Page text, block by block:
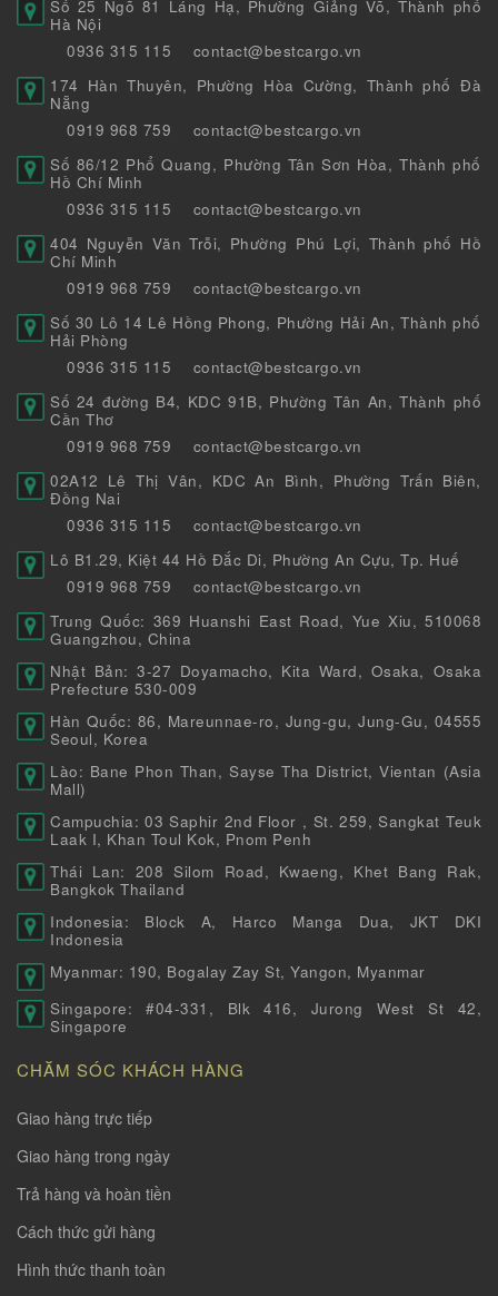
Số 25 Ngõ 81 Láng Hạ, Phường Giảng Võ, Thành phố
Hà Nội
0936 315 115
contact@bestcargo.vn
174 Hàn Thuyên, Phường Hòa Cường, Thành phố Đà
Nẵng
0919 968 759
contact@bestcargo.vn
Số 86/12 Phổ Quang, Phường Tân Sơn Hòa, Thành phố
Hồ Chí Minh
0936 315 115
contact@bestcargo.vn
404 Nguyễn Văn Trỗi, Phường Phú Lợi, Thành phố Hồ
Chí Minh
0919 968 759
contact@bestcargo.vn
Số 30 Lô 14 Lê Hồng Phong, Phường Hải An, Thành phố
Hải Phòng
0936 315 115
contact@bestcargo.vn
Số 24 đường B4, KDC 91B, Phường Tân An, Thành phố
Cần Thơ
0919 968 759
contact@bestcargo.vn
02A12 Lê Thị Vân, KDC An Bình, Phường Trấn Biên,
Đồng Nai
0936 315 115
contact@bestcargo.vn
Lô B1.29, Kiệt 44 Hồ Đắc Di, Phường An Cựu, Tp. Huế
0919 968 759
contact@bestcargo.vn
Trung Quốc: 369 Huanshi East Road, Yue Xiu, 510068
Guangzhou, China
Nhật Bản: 3-27 Doyamacho, Kita Ward, Osaka, Osaka
Prefecture 530-009
Hàn Quốc: 86, Mareunnae-ro, Jung-gu, Jung-Gu, 04555
Seoul, Korea
Lào: Bane Phon Than, Sayse Tha District, Vientan (Asia
Mall)
Campuchia: 03 Saphir 2nd Floor , St. 259, Sangkat Teuk
Laak I, Khan Toul Kok, Pnom Penh
Thái Lan: 208 Silom Road, Kwaeng, Khet Bang Rak,
Bangkok Thailand
Indonesia: Block A, Harco Manga Dua, JKT DKI
Indonesia
Myanmar: 190, Bogalay Zay St, Yangon, Myanmar
Singapore: #04-331, Blk 416, Jurong West St 42,
Singapore
CHĂM SÓC KHÁCH HÀNG
Giao hàng trực tiếp
Giao hàng trong ngày
Trả hàng và hoàn tiền
Cách thức gửi hàng
Hình thức thanh toàn